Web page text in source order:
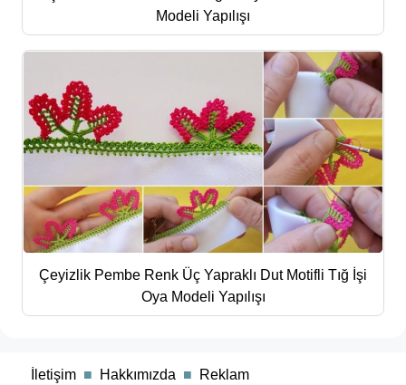
Modeli Yapılışı
Çeyizlik Pembe Renk Üç Yapraklı Dut Motifli Tığ İşi
Oya Modeli Yapılışı
İletişim ■ Hakkımızda ■
Reklam